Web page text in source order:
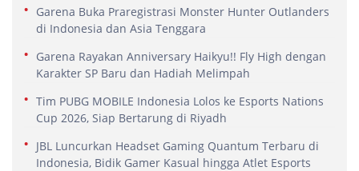
Garena Buka Praregistrasi Monster Hunter Outlanders
di Indonesia dan Asia Tenggara
Garena Rayakan Anniversary Haikyu!! Fly High dengan
Karakter SP Baru dan Hadiah Melimpah
Tim PUBG MOBILE Indonesia Lolos ke Esports Nations
Cup 2026, Siap Bertarung di Riyadh
JBL Luncurkan Headset Gaming Quantum Terbaru di
Indonesia, Bidik Gamer Kasual hingga Atlet Esports